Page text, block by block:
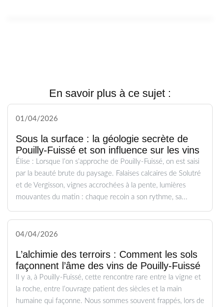
En savoir plus à ce sujet :
01/04/2026
Sous la surface : la géologie secrète de
Pouilly-Fuissé et son influence sur les vins
Élise : Lorsque l’on s’approche de Pouilly-Fuissé, on est saisi
par la beauté brute du paysage. Falaises calcaires de Solutré
et de Vergisson, vignes accrochées à la pente, lumières
mouvantes du matin : chaque recoin a son rythme, sa...
04/04/2026
L’alchimie des terroirs : Comment les sols
façonnent l’âme des vins de Pouilly-Fuissé
Il y a, à Pouilly-Fuissé, cette rencontre rare entre la vigne et
la roche, entre l’ouvrage patient des siècles et la main
humaine qui façonne. Nous sommes souvent frappés, lors de